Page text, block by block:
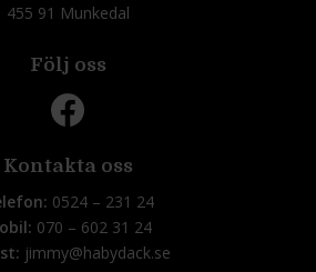
455 91 Munkedal
Följ oss
Kontakta oss
0524 – 231 24
070 – 602 31 24
jimmy@habydack.se